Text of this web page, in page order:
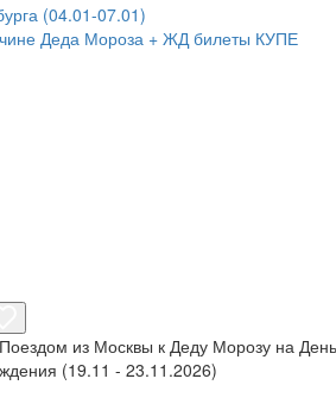
(04.01-07.01)
Деда Мороза + ЖД билеты КУПЕ